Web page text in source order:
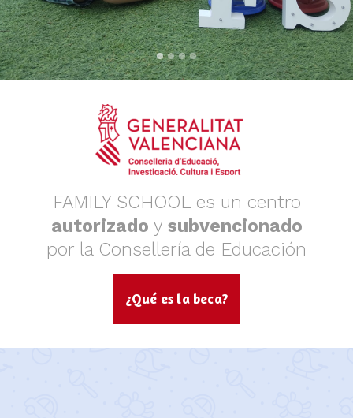
FAMILY SCHOOL es un centro
autorizado y subvencionado
por la Consellería de Educación
¿Qué es la beca?